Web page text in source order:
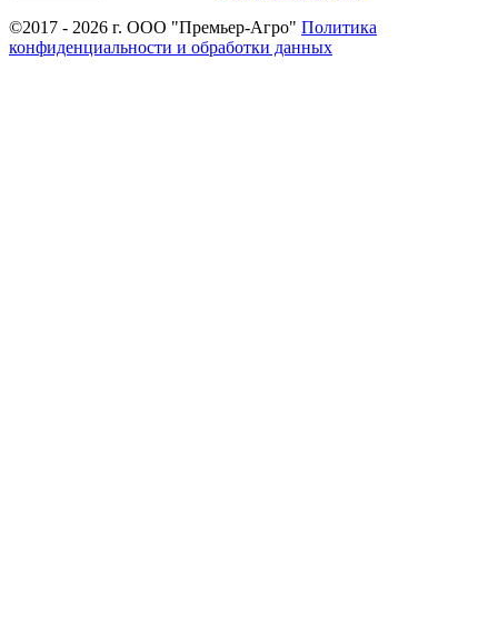
©2017 - 2026 г. ООО "Премьер-Агро" Политика
конфиденциальности и обработки данных